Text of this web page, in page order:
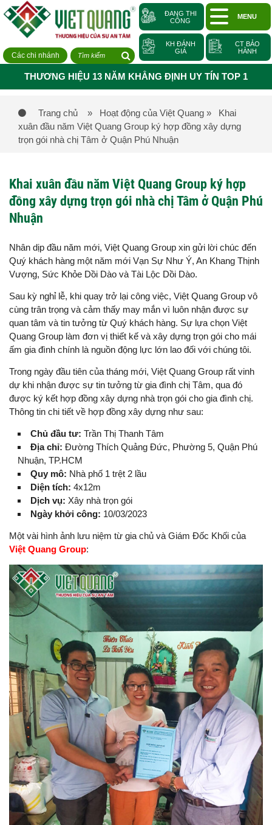
Các chi nhánh
ĐANG THI
CÔNG
MENU
KH ĐÁNH
GIÁ
CT BẢO
HÀNH
THƯƠNG HIỆU 13 NĂM KHẲNG ĐỊNH UY TÍN TOP 1
Trang chủ » Hoạt động của Việt Quang » Khai
xuân đầu năm Việt Quang Group ký hợp đồng xây dựng
trọn gói nhà chị Tâm ở Quận Phú Nhuận
Khai xuân đầu năm Việt Quang Group ký hợp
đồng xây dựng trọn gói nhà chị Tâm ở Quận Phú
Nhuận
Nhân dịp đầu năm mới, Việt Quang Group xin gửi lời chúc đến
Quý khách hàng một năm mới Vạn Sự Như Ý, An Khang Thịnh
Vượng, Sức Khỏe Dồi Dào và Tài Lộc Dồi Dào.
Sau kỳ nghỉ lễ, khi quay trở lại công việc, Việt Quang Group vô
cùng trân trọng và cảm thấy may mắn vì luôn nhận được sự
quan tâm và tin tưởng từ Quý khách hàng. Sự lựa chọn Việt
Quang Group làm đơn vị thiết kế và xây dựng trọn gói cho mái
ấm gia đình chính là nguồn động lực lớn lao đối với chúng tôi.
Trong ngày đầu tiên của tháng mới, Việt Quang Group rất vinh
dự khi nhận được sự tin tưởng từ gia đình chị Tâm, qua đó
được ký kết hợp đồng xây dựng nhà trọn gói cho gia đình chị.
Thông tin chi tiết về hợp đồng xây dựng như sau:
Chủ đầu tư: Trần Thị Thanh Tâm
Địa chỉ: Đường Thích Quảng Đức, Phường 5, Quận Phú
Nhuận, TP.HCM
Quy mô: Nhà phố 1 trệt 2 lầu
Diện tích: 4x12m
Dịch vụ: Xây nhà trọn gói
Ngày khởi công: 10/03/2023
Một vài hình ảnh lưu niệm từ gia chủ và Giám Đốc Khối của
Việt Quang Group: